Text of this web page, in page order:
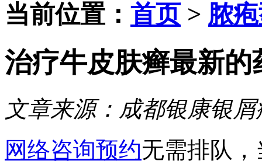
当前位置： 首页> 脓
治疗牛皮肤癣最新的
文章来源： 成都银康银
网络咨询预约无需排队